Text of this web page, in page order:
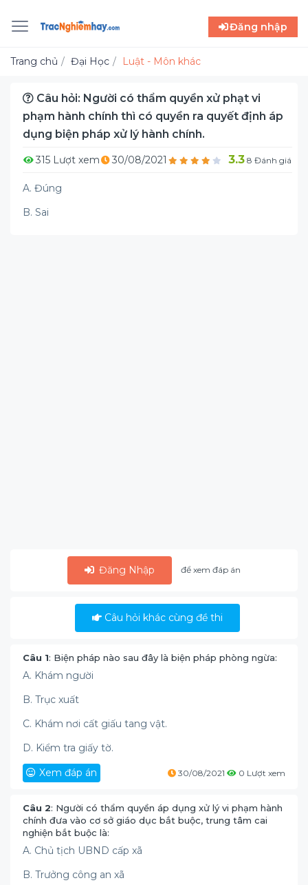
Đăng nhập
Trang chủ Đại Học Luật - Môn khác
Câu hỏi: Người có thẩm quyền xử phạt vi
phạm hành chính thì có quyền ra quyết định áp
dụng biện pháp xử lý hành chính.
315 Lượt xem 30/08/2021 3.3 8 Đánh giá
A. Đúng
B. Sai
Đăng Nhập để xem đáp án
Câu hỏi khác cùng đề thi
Câu 1: Biện pháp nào sau đây là biện pháp phòng ngừa:
A. Khám người
B. Trục xuất
C. Khám nơi cất giấu tang vật.
D. Kiểm tra giấy tờ.
Xem đáp án
30/08/2021 0 Lượt xem
Câu 2: Người có thẩm quyền áp dụng xử lý vi phạm hành
chính đưa vào cơ sở giáo dục bắt buộc, trung tâm cai
nghiện bắt buộc là:
A. Chủ tịch UBND cấp xã
B. Trưởng công an xã